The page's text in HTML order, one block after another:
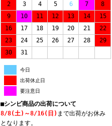
2
3 4 5 6 7
8
9
10 11 12 13 14
15
16
17 18 19 20 21
22
23
24 25 26 27 28
29
30
31
今日
出荷休止日
要注意日
■シンビ商品の出荷について
8/8(土)～8/16(日) まで出荷がお休み
となります。